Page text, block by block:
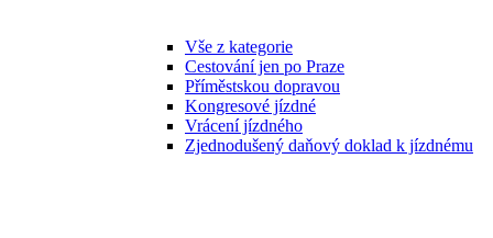
Vše z kategorie
Cestování jen po Praze
Příměstskou dopravou
Kongresové jízdné
Vrácení jízdného
Zjednodušený daňový doklad k jízdnému